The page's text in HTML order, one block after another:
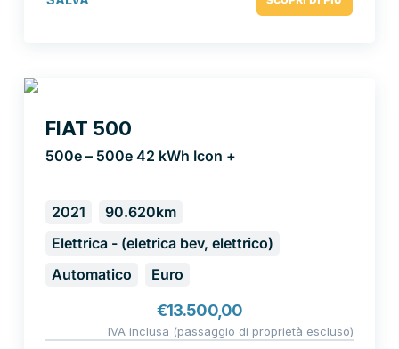
FIAT 500
500e – 500e 42 kWh Icon +
2021
90.620km
Elettrica - (eletrica bev, elettrico)
Automatico
Euro
€13.500,00
IVA inclusa (passaggio di proprietà escluso)